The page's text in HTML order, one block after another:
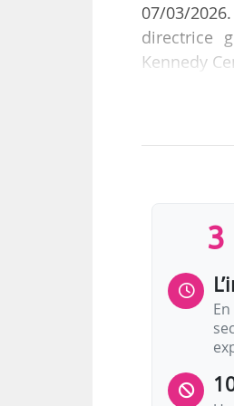
07/03/
directrice
Kennedy
« J’avais
Avant 3